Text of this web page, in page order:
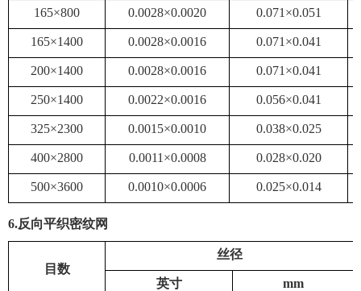
165×800 0.0028×0.0020 0.071×0.051
165×1400 0.0028×0.0016 0.071×0.041
200×1400 0.0028×0.0016 0.071×0.041
250×1400 0.0022×0.0016 0.056×0.041
325×2300 0.0015×0.0010 0.038×0.025
400×2800 0.0011×0.0008 0.028×0.020
500×3600 0.0010×0.0006 0.025×0.014
6.反向平织密纹网
目数
丝径
英寸 mm